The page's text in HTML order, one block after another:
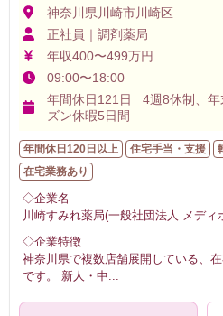
神奈川県川崎市川崎区
正社員｜調剤薬局
年収400〜499万円
09:00〜18:00
年間休日121日 4週8休制、年
ズン休暇5日間
年間休日120日以上 住宅手当・支援
在宅業務あり
◇企業名
川崎すみれ薬局(一般社団法人 メディ
◇企業特徴
神奈川県で複数店舗展開している、
です。 新人・中